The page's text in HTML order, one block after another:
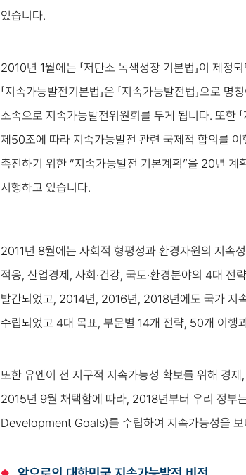
있습니다.
2010년 1월에는 「저탄소 녹색성장 기본법」이 제정
「지속가능발전기본법」은 「지속가능발전법」으로
소속으로 지속가능발전위원회를 두게 됩니다. 또한 「
제50조에 따라 지속가능발전 관련 국제적 합의를
촉진하기 위한 “지속가능발전 기본계획”을 20년 계
시행하고 있습니다.
2011년 8월에는 사회적 형평성과 환경자원의 지속
적응, 산업경제, 사회·건강, 국토·환경분야의 4대
발간되었고, 2014년, 2016년, 2018년에도 국가 지
수립되었고 4대 목표, 부문별 14개 전략, 50개 이행
또한 유엔이 전 지구적 지속가능성 확보를 위해
2015년 9월 채택함에 따라, 2018년부터 우리 정
Development Goals)를 수립하여 지속가능성을 보